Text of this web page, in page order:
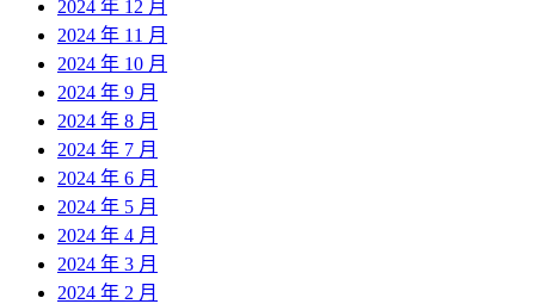
2024 年 12 月
2024 年 11 月
2024 年 10 月
2024 年 9 月
2024 年 8 月
2024 年 7 月
2024 年 6 月
2024 年 5 月
2024 年 4 月
2024 年 3 月
2024 年 2 月